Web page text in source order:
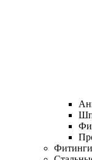
Фитинги